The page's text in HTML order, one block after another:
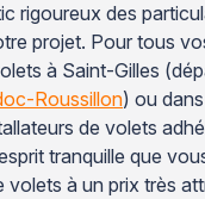
rigoureux des
projet. Pour tous
à Saint-Gilles
Roussillon) ou
de volets
tranquille que
volets à un prix très